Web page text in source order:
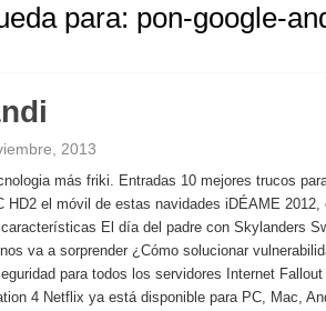
para: pon-google-
2013
más friki. Entradas 10 mejores trucos
HD2 el móvil de estas navidades iDÉAME 2012,
El día del padre con Skylanders
va a sorprender ¿Cómo solucionar
para todos los servidores Internet
4 Netflix ya está disponible para PC, Mac,